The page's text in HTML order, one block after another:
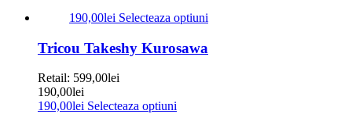
190,00lei Selecteaza optiuni
Tricou Takeshy Kurosawa
Retail: 599,00lei
190,00lei
190,00lei Selecteaza optiuni